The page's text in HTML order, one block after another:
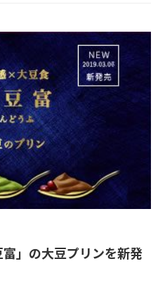
」の大豆プリンを新発